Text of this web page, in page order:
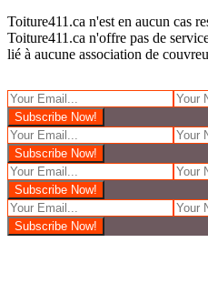
Toiture411.ca n'est en aucun cas
Toiture411.ca n'offre pas de
lié à aucune association de